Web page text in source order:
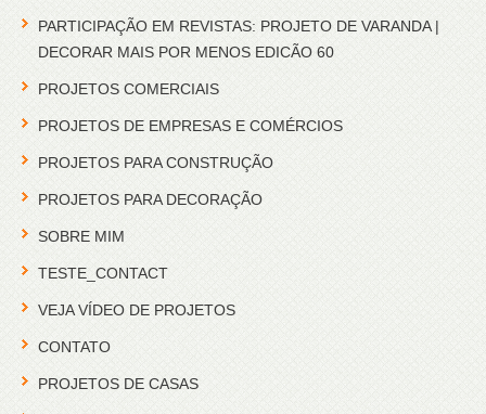
PARTICIPAÇÃO EM REVISTAS: PROJETO DE VARANDA |
DECORAR MAIS POR MENOS EDICÃO 60
PROJETOS COMERCIAIS
PROJETOS DE EMPRESAS E COMÉRCIOS
PROJETOS PARA CONSTRUÇÃO
PROJETOS PARA DECORAÇÃO
SOBRE MIM
TESTE_CONTACT
VEJA VÍDEO DE PROJETOS
CONTATO
PROJETOS DE CASAS